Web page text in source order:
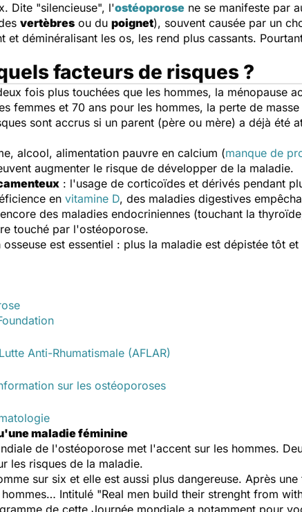
Dite "silencieuse", l'ostéoporose ne se manifeste par
vertèbres ou du poignet), souvent causée par un
et déminéralisant les os, les rend plus cassants.
facteurs de risques ?
fois plus touchées que les hommes, la ménopause
femmes et 70 ans pour les hommes, la perte de
sont accrus si un parent (père ou mère) a déjà été
alcool, alimentation pauvre en calcium (manque de
augmenter le risque de développer de la maladie.
: l'usage de corticoïdes et dérivés pendant
en vitamine D, des maladies digestives
des maladies endocriniennes (touchant la
touché par l'ostéoporose.
est essentiel : plus la maladie est dépistée tôt
Anti-Rhumatismale (AFLAR)
sur les ostéoporoses
maladie féminine
de l'ostéoporose met l'accent sur les hommes.
les risques de la maladie.
sur six et elle est aussi plus dangereuse. Après
Intitulé "Real men build their strenght from
de cette Journée mondiale a notamment pour